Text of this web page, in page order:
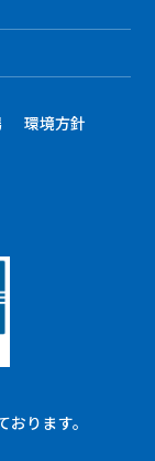
環境方針
ります。